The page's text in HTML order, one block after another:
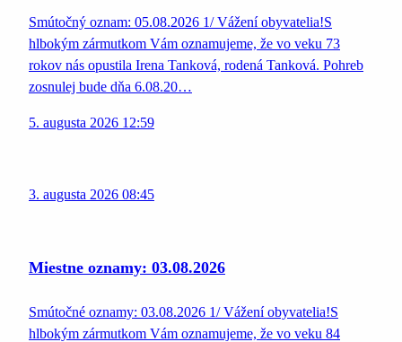
Smútočný oznam: 05.08.2026 1/ Vážení obyvatelia!S
hlbokým zármutkom Vám oznamujeme, že vo veku 73
rokov nás opustila Irena Tanková, rodená Tanková. Pohreb
zosnulej bude dňa 6.08.20…
5. augusta 2026 12:59
3. augusta 2026 08:45
Miestne oznamy: 03.08.2026
Smútočné oznamy: 03.08.2026 1/ Vážení obyvatelia!S
hlbokým zármutkom Vám oznamujeme, že vo veku 84